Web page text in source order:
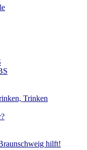
Trinken
hilft!